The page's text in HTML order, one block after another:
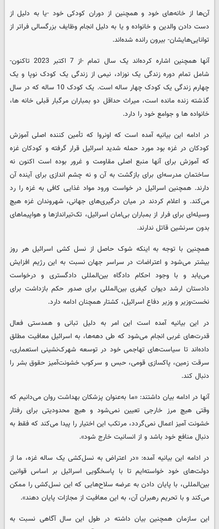
آن‌ها از خانه‌های خود و همچنین از دوران کودکی خود -یا به دلیل از
دست دادن والدین و خانواده و یا به دلیل انجام وظایف بزرگسالی فراتر از
توانایی‌هایشان- بیرون رانده شده‌اند.
آنها همچنین اشاره کرده‌اند یک سال تمام -از 7 اکتبر 2023 تاکنون-
شامل تمام دوره زندگی یک نوزاد، نیمی از زندگی یک کودک نوپا و یک
چهارم زندگی یک کودک چهار ساله است. یک کودک 10 ساله که در سال
گذشته زنده مانده است، میراث حداقل دو بمباران مرگبار قبلی خانه ها،
خانواده ها و جوامع خود را دارد.
در ادامه این بیانیه آمده است که اونروا که تأمین کننده اصلی آموزش
کودکان در غزه بود مورد حمله شدید اسرائیل قرار گرفته و کودکان غزه
که آموزش برای آنها منبع اصلی مقاومت و غرور بوده است اکنون نه
ساختمان مدرسه‌ای برای بازگشت به آن و نه چشم اندازی برای آینده آن
دارند. همچنین اسرائیل در خواست ورود مواد غذایی کافی به غزه را رد
می‌کند. و اعلام کردند در میان درگیری‌های جهانی، شهروندان غزه هیچ
وسیله‌ای برای فرار از بمباران بی‌امان اسرائیل، تک‌تیراندازها و هواپیماهای
بدون سرنشین قاتل ندارند.
همچنین با توجه به اینکه شوک حاصل از نسل کشی اسرائیل هر روز
بیشتر می‌شود و اعتراضات در سراسر جهان نسبت به این رژیم افزایش
می‌یابد و با وجود احکام دادگاه بین‌المللی دادگستری و درخواست
دادستان ارشد دیوان کیفری بین‌المللی برای صدور حکم بازداشت برای
نخست‌وزیر و وزیر دفاع اسرائیل، کشتار همچنان ادامه دارد.
در این بیانیه آمده است این امر به دلیل تبانی و همدستی فعال
قدرت‌های غربی انجام می‌شود که طی دهه‌ها، به اسرائیل معافیت مطلق
داده‌اند تا سیاست‌های تهاجمی خود در توسعه شهرک‌نشینی استعماری،
سرقت زمین، پاکسازی قومی، حبس و سرکوب خشونت‌آمیز حقوق بشر را
دنبال کند.
آنها در ادامه بیان داشتند: «ما به‌عنوان پزشکان بهداشت روان می‌دانیم که
وقتی هیچ مرز خارجی تعیین نمی‌شود و هیچ محدودیتی برای رفتار
خشونت آمیز اعمال نمی‌گردد، مرتکب این اختیار را پیدا می‌کند که فقط به
دنبال منافع خود باشد و از انسانیت خارج شود».
در ادامه این بیانیه آمده: «در اعتراض به نسل‌کشی یک ساله غزه، ما از
دولت‌های خود خواسته‌ایم تا با پاسخگویی اسرائیل بر اساس قوانین
بین‌المللی، با پایان دادن به عرضه سلاح‌هایی که این نسل‌کشی را ممکن
می‌کند و با تحریم رهبران آن، به این معافیت از مجازات پایان دهند».
این سازمان همچنین بیان داشته در طول این سال آگاهی نسبت به